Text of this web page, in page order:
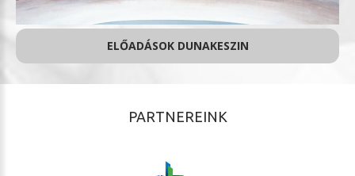
ELŐADÁSOK DUNAKESZIN
PARTNEREINK